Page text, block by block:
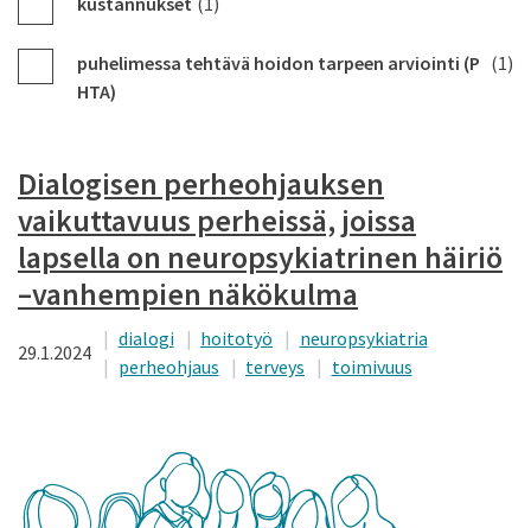
puhelimessa tehtävä hoidon tarpeen arviointi (P
HTA)
(1)
Dialogisen perheohjauksen
vaikuttavuus perheissä, joissa
lapsella on neuropsykiatrinen häiriö
–vanhempien näkökulma
29.1.2024
dialogi hoitotyö
neuropsykiatria
perheohjaus
terveys toimivuus